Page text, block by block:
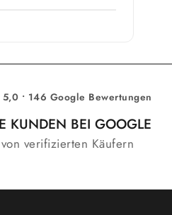
• 146 Google Bewertungen
KUNDEN BEI GOOGLE
verifizierten Käufern